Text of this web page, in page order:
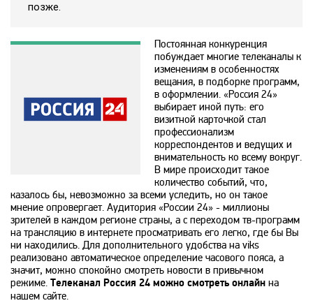
9 канал Израиль
A2
Amedia Hit
Amedia Premium HD
пoзжe.
Постоянная конкуренция
побуждает многие телеканалы к
изменениям в особенностях
вещания, в подборке программ,
в оформлении. «Россия 24»
выбирает иной путь: его
визитной карточкой стал
профессионализм
корреспондентов и ведущих и
внимательность ко всему вокруг.
В мире происходит такое
количество событий, что,
казалось бы, невозможно за всеми уследить, но он такое
мнение опровергает. Аудитория «России 24» - миллионы
зрителей в каждом регионе страны, а с переходом тв-программ
на трансляцию в интернете просматривать его легко, где бы Вы
ни находились. Для дополнительного удобства на viks
реализовано автоматическое определение часового пояса, а
значит, можно спокойно смотреть новости в привычном
режиме. Телеканал Россия 24 можно смотреть онлайн на
нашем сайте.